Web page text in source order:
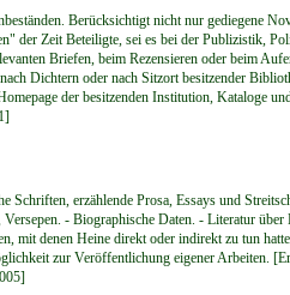
Berücksichtigt nicht nur gediegene
der Zeit Beteiligte, sei es bei der Publizistik,
Briefen, beim Rezensieren oder beim
Dichtern oder nach Sitzort besitzender
der besitzenden Institution, Kataloge
Schriften, erzählende Prosa, Essays und
- Biographische Daten. - Literatur über
mit denen Heine direkt oder indirekt zu tun
zur Veröffentlichung eigener Arbeiten.